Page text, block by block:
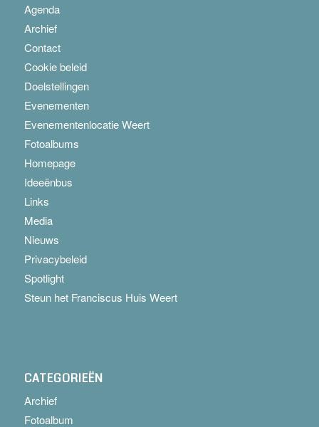
Agenda
Archief
Contact
Cookie beleid
Doelstellingen
Evenementen
Evenementenlocatie Weert
Fotoalbums
Homepage
Ideeënbus
Links
Media
Nieuws
Privacybeleid
Spotlight
Steun het Franciscus Huis Weert
CATEGORIEËN
Archief
Fotoalbum